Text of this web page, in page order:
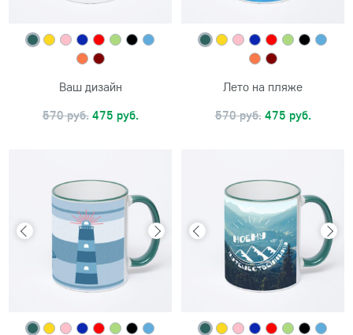
Ваш дизайн
570 руб. 475 руб.
Лето на пляже
570 руб. 475 руб.